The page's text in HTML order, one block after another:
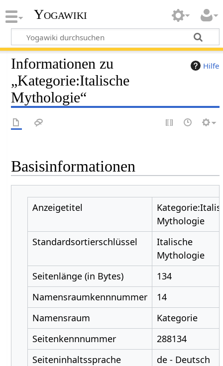
Yogawiki
Hilfe
Informationen zu
„Kategorie:Italische
Mythologie“
Basisinformationen
Anzeigetitel
Mythologie
Standardsortierschlüssel
Italische
Mythologie
Seitenlänge (in Bytes)
134
Namensraumkennnummer
14
Namensraum
Kategorie
Seitenkennnummer
288134
Seiteninhaltssprache
de - Deutsch